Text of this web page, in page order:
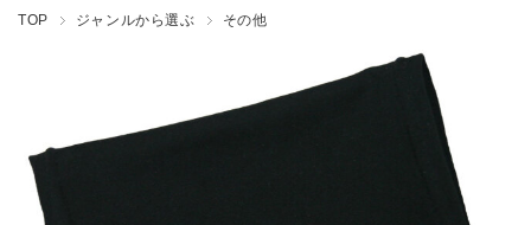
TOP ジャンルから選ぶ その他